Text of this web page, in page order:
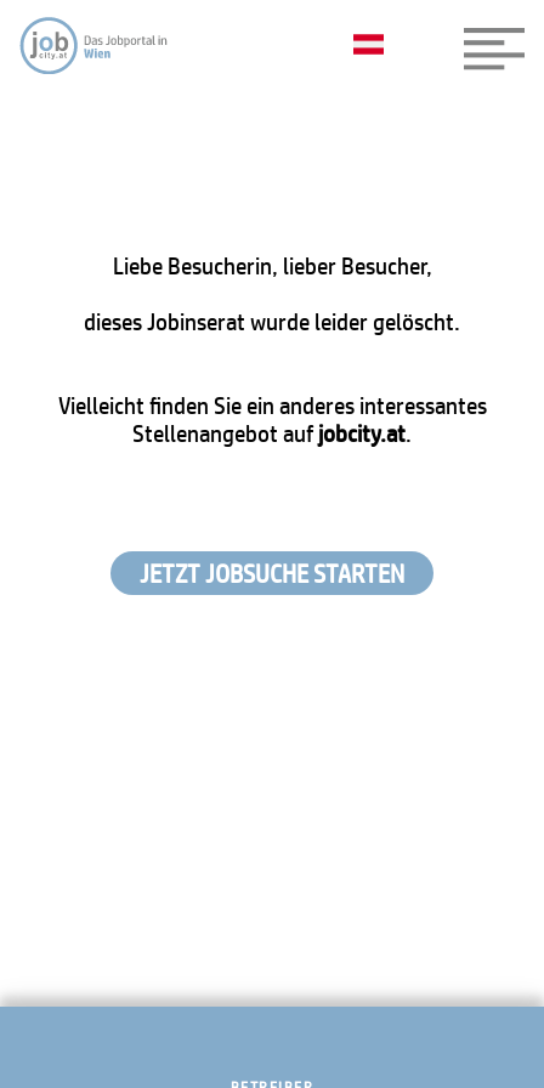
Liebe Besucherin, lieber Besucher,
dieses Jobinserat wurde leider gelöscht.
Vielleicht finden Sie ein anderes interessantes
Stellenangebot aufjobcity.at.
JETZT JOBSUCHE STARTEN